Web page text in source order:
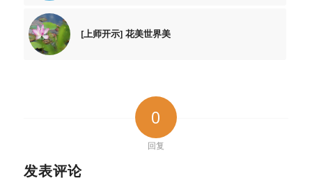
[上师开示] 花美世界美
0
回复
发表评论